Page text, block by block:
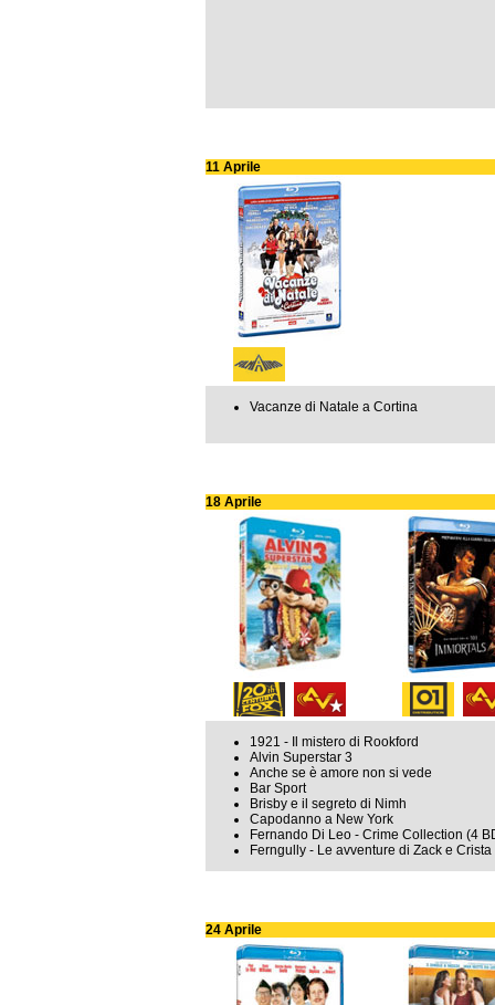
11 Aprile
Vacanze di Natale a Cortina
18 Aprile
1921 - Il mistero di Rookford
Alvin Superstar 3
Anche se è amore non si vede
Bar Sport
Brisby e il segreto di Nimh
Capodanno a New York
Fernando Di Leo - Crime Collection (4
Ferngully - Le avventure di Zack e Crista
24 Aprile